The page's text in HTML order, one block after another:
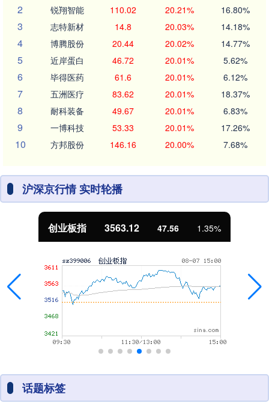
2 锐翔智能 110.02 20.21% 16.80%
3 志特新材 14.8 20.03% 14.18%
4 博腾股份 20.44 20.02% 14.77%
5 近岸蛋白 46.72 20.01% 5.62%
6 毕得医药 61.6 20.01% 6.12%
7 五洲医疗 83.62 20.01% 18.37%
8 耐科装备 49.67 20.01% 6.83%
9 一博科技 53.33 20.01% 17.26%
10 方邦股份 146.16 20.00% 7.68%
沪深京行情 实时轮播
创业板指 3563.12 47.56 1.35%
话题标签